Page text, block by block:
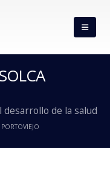
de la salud